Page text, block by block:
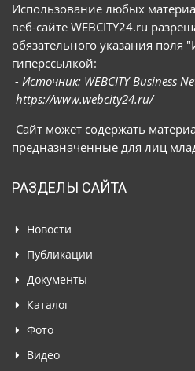
Использование любых
веб-сайте WEBCITY24.ru
обязательного указания поля
гиперссылкой:
- Источник: WEBCITY Business
https://www.webcity24.ru/
Сайт может содержать
предназначенные для лиц
РАЗДЕЛЫ САЙТА
Новости
Публикации
Документы
Каталог
Фото
Видео